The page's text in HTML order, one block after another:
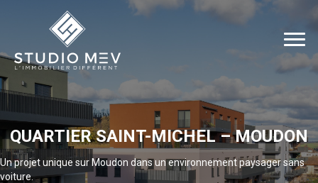
QUARTIER SAINT-MICHEL – MOUDON
Un projet unique sur Moudon dans un environnement paysager sans
voiture.